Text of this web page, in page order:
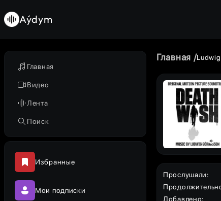
Главная
Видео
Лента
Поиск
Избранные
Мои подписки
Aýdym
Главная
Прослушали:
Добавлено: